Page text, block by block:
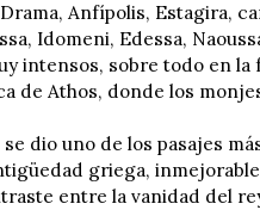
Anfípolis, Estagira,
Idomeni, Edessa,
intensos, sobre todo en
de Athos, donde los
dio uno de los pasajes
griega,
entre la vanidad del